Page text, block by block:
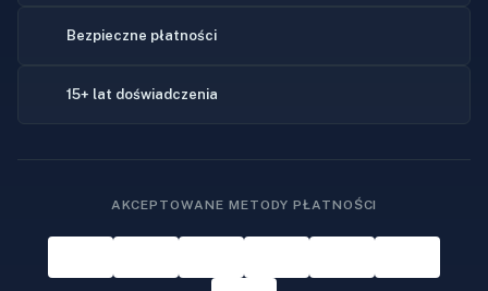
Bezpieczne płatności
15+ lat doświadczenia
AKCEPTOWANE METODY PŁATNOŚCI